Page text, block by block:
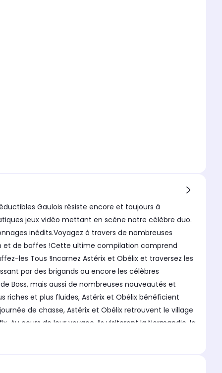
Gaulois résiste encore et toujours à
jeux vidéo mettant en scène notre célèbre duo.
inédits.Voyagez à travers de nombreuses
et de baffes !Cette ultime compilation comprend
les Tous !Incarnez Astérix et Obélix et traversez les
par des brigands ou encore les célèbres
Boss, mais aussi de nombreuses nouveautés et
riches et plus fluides, Astérix et Obélix bénéficient
de chasse, Astérix et Obélix retrouvent le village
Au cours de leur voyage, ils visiteront la Normandie, la